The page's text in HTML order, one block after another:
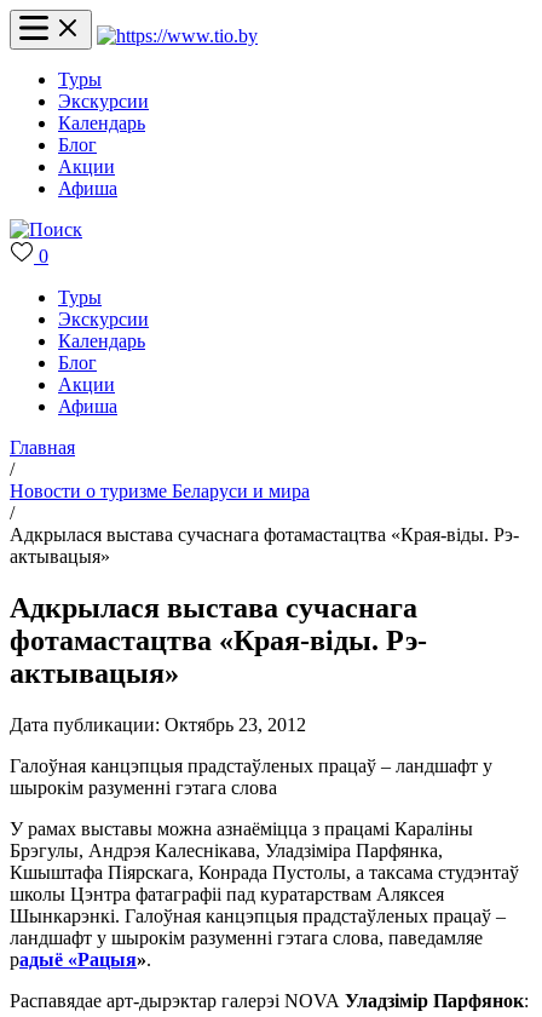
Туры
Экскурсии
Календарь
Блог
Акции
Афиша
0
Туры
Экскурсии
Календарь
Блог
Акции
Афиша
Главная
/
Новости о туризме Беларуси и мира
/
Адкрылася выстава сучаснага фотамастацтва «Края-віды. Рэ-
актывацыя»
Адкрылася выстава сучаснага
фотамастацтва «Края-віды. Рэ-
актывацыя»
Дата публикации: Октябрь 23, 2012
Галоўная канцэпцыя прадстаўленых працаў – ландшафт у
шырокім разуменні гэтага слова
У рамах выставы можна азнаёміцца з працамі Караліны
Брэгулы, Андрэя Калеснікава, Уладзіміра Парфянка,
Кшыштафа Піярскага, Конрада Пустолы, а таксама студэнтаў
школы Цэнтра фатаграфіі пад куратарствам Аляксея
Шынкарэнкі. Галоўная канцэпцыя прадстаўленых працаў –
ландшафт у шырокім разуменні гэтага слова, паведамляе
радыё «Рацыя».
Распавядае арт-дырэктар галерэі NOVA Уладзімір Парфянок: